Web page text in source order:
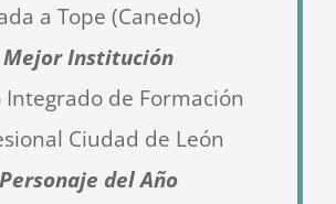
a Tope (Canedo)
Mejor Institución
Integrado de Formación
Ciudad de León
Personaje del Año